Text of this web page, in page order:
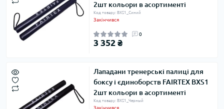
2шт кольори в асортименті
Код товару: BXS1_Синий
Закінчився
0
3 352 ₴
Лападани тренерські палиці для
боксу і єдиноборств FAIRTEX BXS1
2шт кольори в асортименті
Код товару: BXS1_Черный
Закінчився